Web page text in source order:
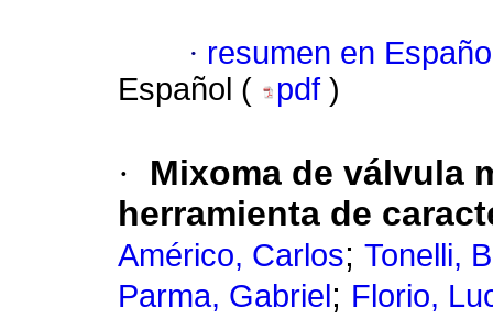
· resumen en
Español (
pdf )
·
Mixoma de válvula
herramienta de
Américo, Carlos; Tonelli,
Parma, Gabriel ; Florio,